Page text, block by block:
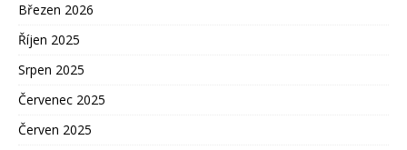
Březen 2026
Říjen 2025
Srpen 2025
Červenec 2025
Červen 2025